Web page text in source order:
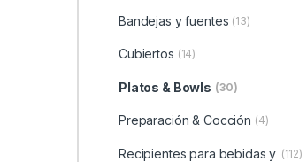
Bandejas y fuentes (13)
Cubiertos (14)
Platos & Bowls (30)
Preparación & Cocción (4)
Recipientes para bebidas y (112)